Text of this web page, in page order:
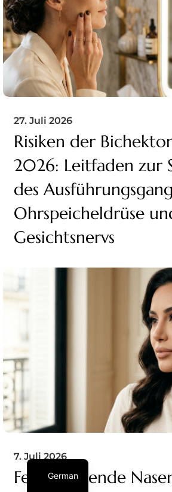
27. Juli 2026
Risiken der
2026: Leitfaden zur
des
Ohrspeicheldrüse
Gesichtsnervs
7. Juli 2026
Feminisierende
German